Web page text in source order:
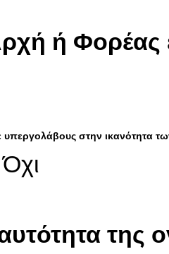
ή Φορέας
στην ικανότητα
της